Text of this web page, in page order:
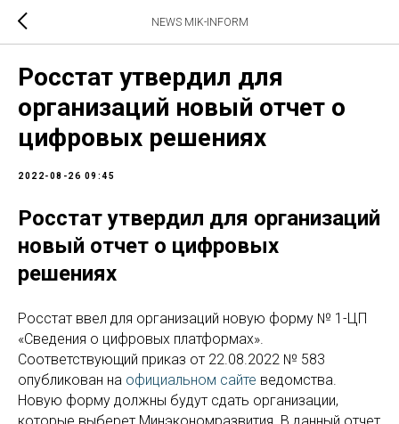
NEWS MIK-INFORM
Росстат утвердил для
организаций новый отчет о
цифровых решениях
2022-08-26 09:45
Росстат утвердил для организаций
новый отчет о цифровых
решениях
Росстат ввел для организаций новую форму № 1-ЦП
«Сведения о цифровых платформах».
Соответствующий приказ от 22.08.2022 № 583
опубликован на официальном сайте ведомства.
Новую форму должны будут сдать организации,